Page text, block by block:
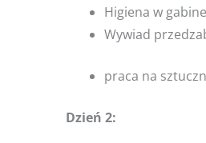
Higiena w
Wywiad
praca na
Dzień 2: